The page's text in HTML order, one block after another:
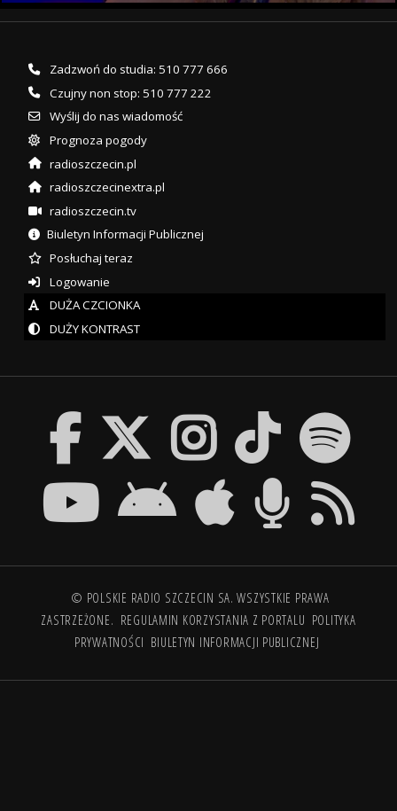
Zadzwoń do studia: 510 777 666
Czujny non stop: 510 777 222
Wyślij do nas wiadomość
Prognoza pogody
radioszczecin.pl
radioszczecinextra.pl
radioszczecin.tv
Biuletyn Informacji Publicznej
Posłuchaj teraz
Logowanie
DUŻA CZCIONKA
DUŻY KONTRAST
© POLSKIE RADIO SZCZECIN SA. WSZYSTKIE PRAWA
ZASTRZEŻONE. REGULAMIN KORZYSTANIA Z PORTALU POLITYKA
PRYWATNOŚCI BIULETYN INFORMACJI PUBLICZNEJ